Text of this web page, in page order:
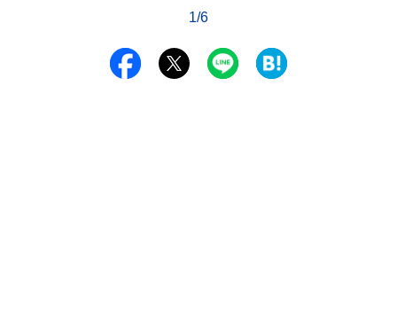
1/6